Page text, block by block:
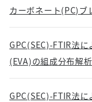
カーボネート(PC)ブ
GPC(SEC)-FTIR法
(EVA)の組成分布解析
GPC(SEC)-FTIR法